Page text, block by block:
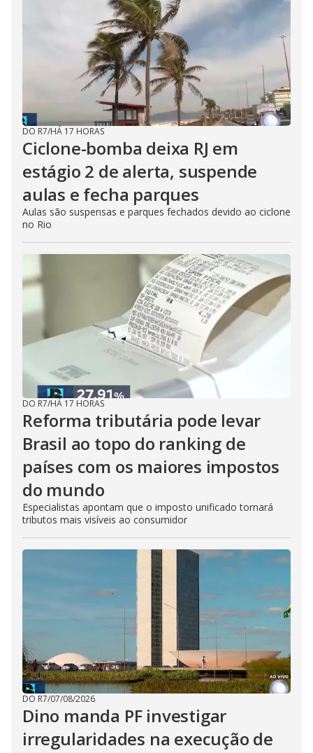
DO R7/HÁ 17 HORAS
Ciclone-bomba deixa RJ em
estágio 2 de alerta, suspende
aulas e fecha parques
Aulas são suspensas e parques fechados devido ao ciclone
no Rio
DO R7/HÁ 17 HORAS
Reforma tributária pode levar
Brasil ao topo do ranking de
países com os maiores impostos
do mundo
Especialistas apontam que o imposto unificado tornará
tributos mais visíveis ao consumidor
DO R7/07/08/2026
Dino manda PF investigar
irregularidades na execução de